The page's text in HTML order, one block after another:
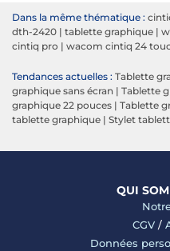
Dans la même thématique :
dth-2420 | tablette graphique |
cintiq pro | wacom cintiq 24
Tendances actuelles : Tablette
graphique sans écran | Tablette
graphique 22 pouces | Tablette
tablette graphique | Stylet
QUI
CGV/
Données